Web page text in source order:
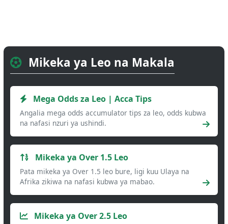
Mikeka ya Leo na Makala
Mega Odds za Leo | Acca Tips
Angalia mega odds accumulator tips za leo, odds kubwa
na nafasi nzuri ya ushindi.
Mikeka ya Over 1.5 Leo
Pata mikeka ya Over 1.5 leo bure, ligi kuu Ulaya na
Afrika zikiwa na nafasi kubwa ya mabao.
Mikeka ya Over 2.5 Leo